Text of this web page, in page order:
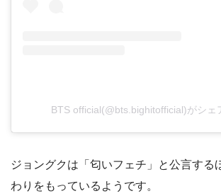
BTS official(@bts.bighitofficial)がシェ
ジョングクは「匂いフェチ」と公言する
わりをもっているようです。